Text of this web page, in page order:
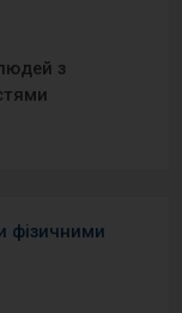
з
фізичними